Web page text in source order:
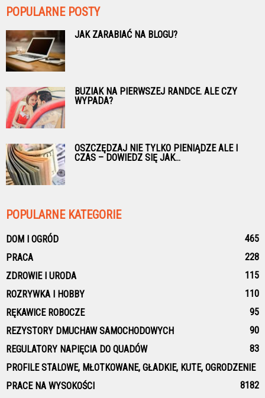
POPULARNE POSTY
JAK ZARABIAĆ NA BLOGU?
BUZIAK NA PIERWSZEJ RANDCE. ALE CZY
WYPADA?
OSZCZĘDZAJ NIE TYLKO PIENIĄDZE ALE I
CZAS – DOWIEDZ SIĘ JAK...
POPULARNE KATEGORIE
DOM I OGRÓD
465
PRACA
228
ZDROWIE I URODA
115
ROZRYWKA I HOBBY
110
RĘKAWICE ROBOCZE
95
REZYSTORY DMUCHAW SAMOCHODOWYCH
90
REGULATORY NAPIĘCIA DO QUADÓW
83
PROFILE STALOWE, MŁOTKOWANE, GŁADKIE, KUTE, OGRODZENIE
82
PRACE NA WYSOKOŚCI 81